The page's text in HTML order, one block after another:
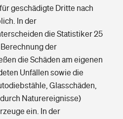
geschädigte Dritte nach
In der
die Statistiker 25
der
die Schäden am eigenen
Unfällen sowie die
Glasschäden,
Naturereignisse)
ein. In der